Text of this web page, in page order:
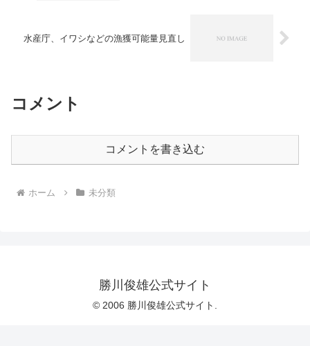
水産庁、イワシなどの漁獲可能量見直し
コメント
コメントを書き込む
ホーム 未分類
勝川俊雄公式サイト
© 2006 勝川俊雄公式サイト.